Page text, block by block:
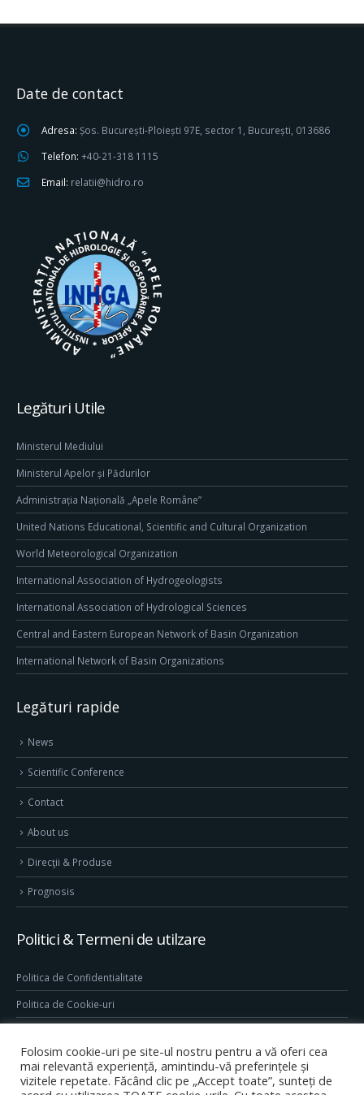
Date de contact
Adresa: Șos. București-Ploiești 97E, sector 1, București, 013686
Telefon: +40-21-318 1115
Email: relatii@hidro.ro
Legături Utile
Ministerul Mediului
Ministerul Apelor și Pădurilor
Administrația Națională „Apele Române”
United Nations Educational, Scientific and Cultural Organization
World Meteorological Organization
International Association of Hydrogeologists
International Association of Hydrological Sciences
Central and Eastern European Network of Basin Organization
International Network of Basin Organizations
Legături rapide
News
Scientific Conference
Contact
About us
Direcţii & Produse
Prognosis
Politici & Termeni de utilzare
Politica de Confidentialitate
Politica de Cookie-uri
Conditii generale de utilizare site
Folosim cookie-uri pe site-ul nostru pentru a vă oferi cea
mai relevantă experiență, amintindu-vă preferințele și
vizitele repetate. Făcând clic pe „Accept toate”, sunteți de